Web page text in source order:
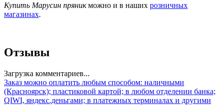
Купить Марусин пряникможно и в наших розничных
магазинах.
Отзывы
Загрузка комментариев...
Заказ можно оплатить любым способом: наличными
(Красноярск); пластиковой картой; в любом отделении банка;
QIWI, яндекс.деньгами; в платежных терминалах и другими